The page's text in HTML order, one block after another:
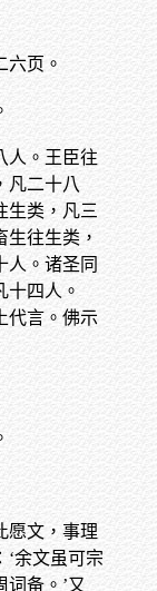
六页。
人。王臣往
凡二十八
生类，凡三
往生类，
人。诸圣同
十四人。
代言。佛示
愿文，事理
余文虽可宗
备。’又